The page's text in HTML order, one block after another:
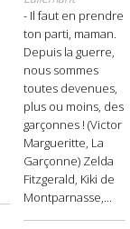
- Il faut en prendre
ton parti, maman.
Depuis la guerre,
nous sommes
toutes devenues,
plus ou moins, des
garçonnes ! (Victor
Margueritte, La
Garçonne) Zelda
Fitzgerald, Kiki de
Montparnasse,...